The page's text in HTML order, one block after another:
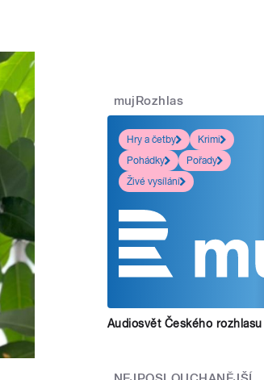
mujRozhlas
Hry a četby
Krimi
Pohádky
Pořady
Živé vysílání
Audiosvět Českého